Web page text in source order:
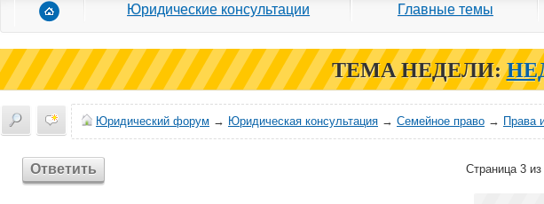
Юридические консультации Главные темы
ТЕМА НЕДЕЛИ:
Юридический форум → Юридическая консультация → Семейное право → Права
Ответить Страница 3 из